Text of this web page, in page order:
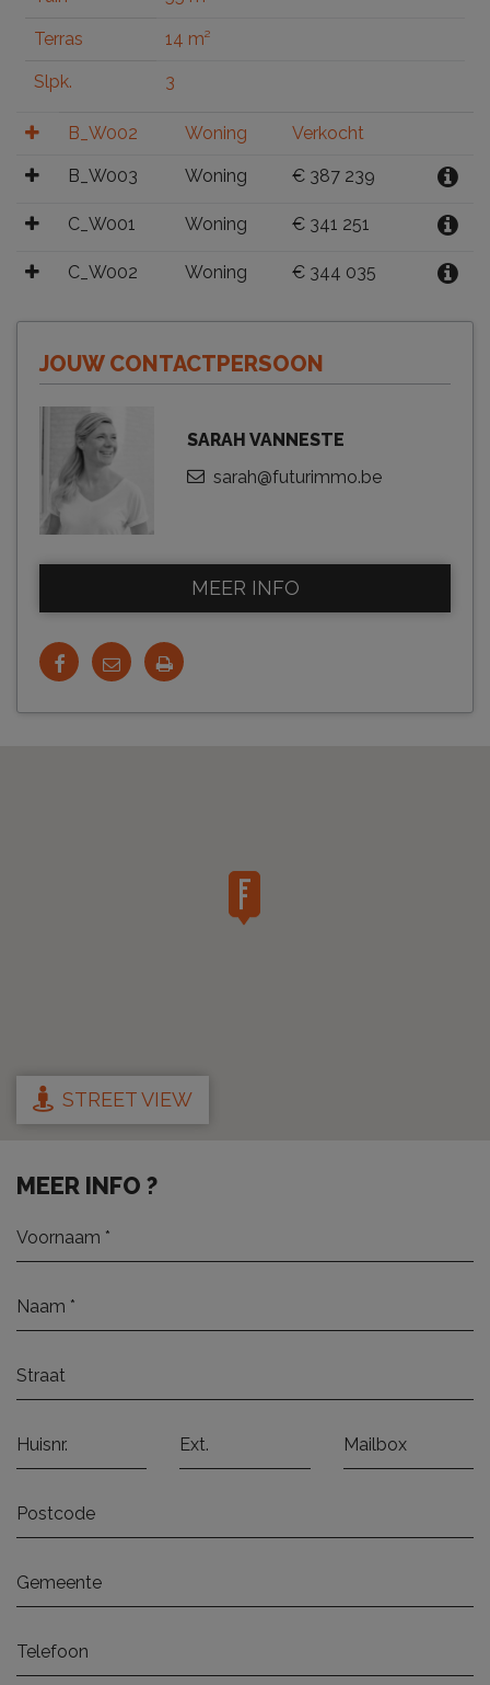
Terras 14 m²
Slpk. 3
B_W002 Woning Verkocht
B_W003 Woning € 387 239
C_W001 Woning € 341 251
C_W002 Woning € 344 035
JOUW CONTACTPERSOON
SARAH VANNESTE
sarah@futurimmo.be
MEER INFO
STREET VIEW
MEER INFO ?